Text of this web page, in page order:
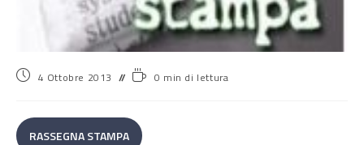
4 Ottobre 2013 0 min di lettura
RASSEGNA STAMPA